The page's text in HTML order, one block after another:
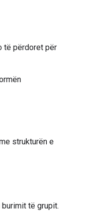
të përdoret për
strukturën e
të grupit.